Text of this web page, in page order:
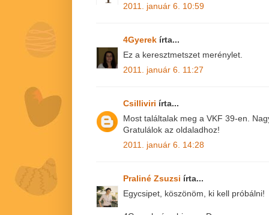
2011. január 6. 10:59
4Gyerek írta...
Ez a keresztmetszet merénylet.
2011. január 6. 11:27
Csilliviri írta...
Most találtalak meg a VKF 39-en.
Gratulálok az oldaladhoz!
2011. január 6. 14:28
Praliné Zsuzsi írta...
Egycsipet, köszönöm, ki kell próbálni!